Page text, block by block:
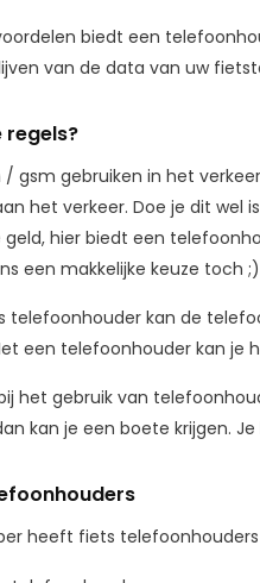
biedt een
van de data van uw
regels?
/ gsm gebruiken in het
het verkeer. Doe je dit wel
geld, hier biedt een
een makkelijke keuze toch
telefoonhouder kan de
een telefoonhouder kan je
het gebruik van
kan je een boete krijgen.
heeft fiets